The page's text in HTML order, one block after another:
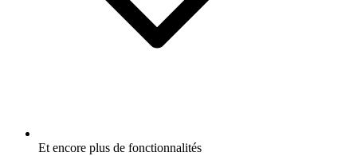
Et encore plus de fonctionnalités